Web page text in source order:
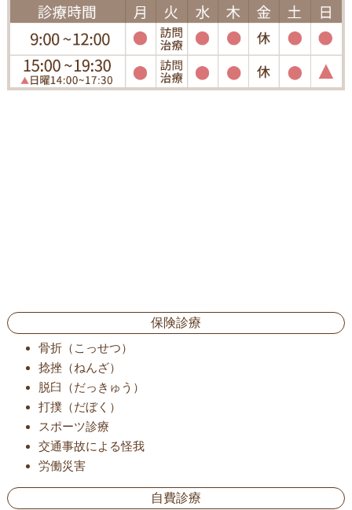
保険診療
骨折（こっせつ）
捻挫（ねんざ）
脱臼（だっきゅう）
打撲（だぼく）
スポーツ診療
交通事故による怪我
労働災害
自費診療